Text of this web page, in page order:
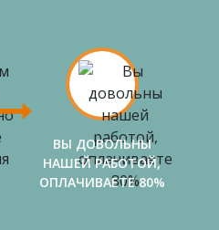
ВЫ ДОВОЛЬНЫ
НАШЕЙ РАБОТОЙ,
ОПЛАЧИВАЕТЕ 80%